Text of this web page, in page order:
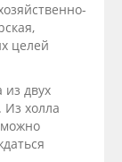
целей
двух
холла
можно